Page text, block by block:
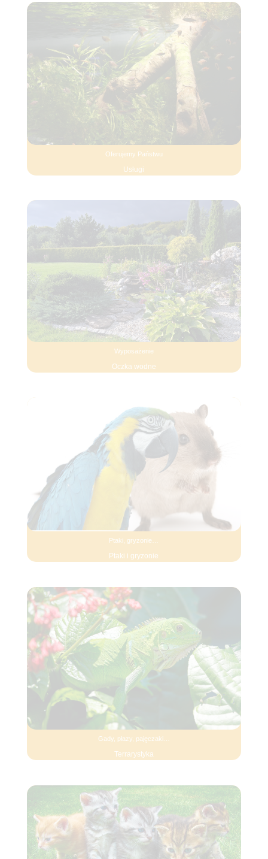
Oferujemy Państwu
Usługi
Wyposażenie
Oczka wodne
Ptaki, gryzonie…
Ptaki i gryzonie
Gady, płazy, pajęczaki…
Terrarystyka